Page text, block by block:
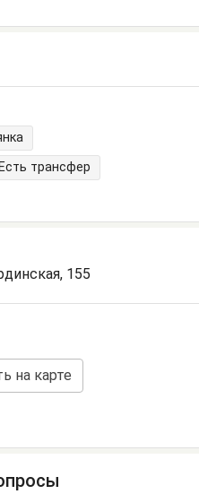
Есть трансфер
155
на карте